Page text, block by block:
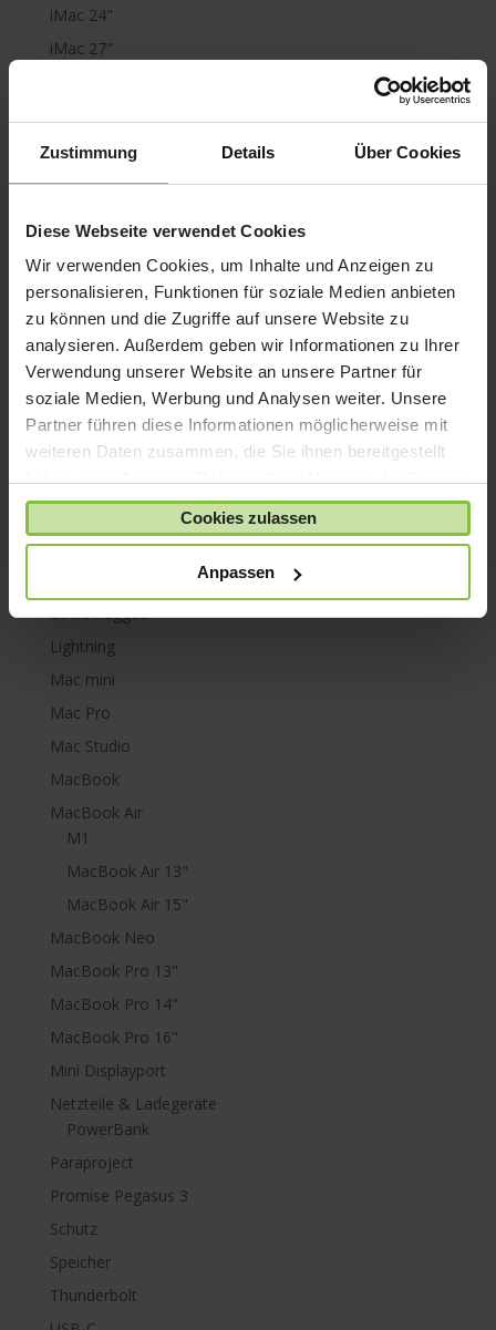
Zustimmung Details Über Cookies
Diese Webseite verwendet Cookies
Wir verwenden Cookies, um Inhalte und Anzeigen zu
personalisieren, Funktionen für soziale Medien anbieten
zu können und die Zugriffe auf unsere Website zu
analysieren. Außerdem geben wir Informationen zu Ihrer
Verwendung unserer Website an unsere Partner für
soziale Medien, Werbung und Analysen weiter. Unsere
Partner führen diese Informationen möglicherweise mit
weiteren Daten zusammen, die Sie ihnen bereitgestellt
gesammelt haben.
Cookies zulassen
Anpassen
iMac 24"
iMac 27"
iPad 9
iPad Air
iPhone 6
iPhone 7
iPhone 8
iPhone SE
iPhone X
iPod nano
iPod shuffle
Kabel & Adapter
LaCie Rugged
Lightning
Mac mini
Mac Pro
Mac Studio
MacBook
MacBook Air
M1
MacBook Air 13"
MacBook Air 15"
MacBook Neo
MacBook Pro 13"
MacBook Pro 14"
MacBook Pro 16"
Mini Displayport
Netzteile & Ladegeräte
PowerBank
Paraproject
Promise Pegasus 3
Schutz
Speicher
Thunderbolt